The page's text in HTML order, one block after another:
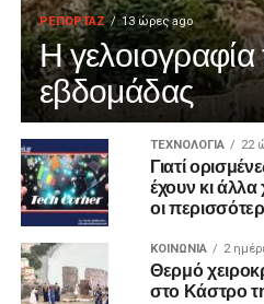
ΡΕΠΟΡΤΑΖ 13 ώρες ago
Η γελοιογραφία
εβδομάδας
ΤΕΧΝΟΛΟΓΙΑ 22
Γιατί
έχουν κι
οι
ΚΟΙΝΩΝΙΑ 2
Θερμό
στο Κάστρο